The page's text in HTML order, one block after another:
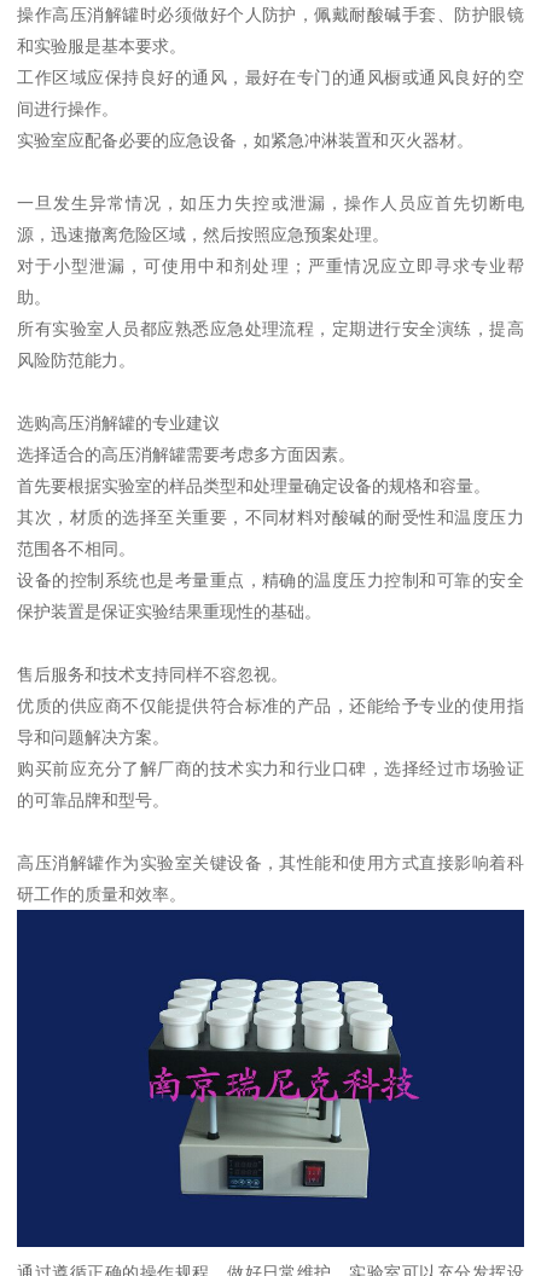
操作高压消解罐时必须做好个人防护，佩戴耐酸碱手套、防护眼镜
和实验服是基本要求。
工作区域应保持良好的通风，最好在专门的通风橱或通风良好的空
间进行操作。
实验室应配备必要的应急设备，如紧急冲淋装置和灭火器材。
一旦发生异常情况，如压力失控或泄漏，操作人员应首先切断电
源，迅速撤离危险区域，然后按照应急预案处理。
对于小型泄漏，可使用中和剂处理；严重情况应立即寻求专业帮
助。
所有实验室人员都应熟悉应急处理流程，定期进行安全演练，提高
风险防范能力。
选购高压消解罐的专业建议
选择适合的高压消解罐需要考虑多方面因素。
首先要根据实验室的样品类型和处理量确定设备的规格和容量。
其次，材质的选择至关重要，不同材料对酸碱的耐受性和温度压力
范围各不相同。
设备的控制系统也是考量重点，精确的温度压力控制和可靠的安全
保护装置是保证实验结果重现性的基础。
售后服务和技术支持同样不容忽视。
优质的供应商不仅能提供符合标准的产品，还能给予专业的使用指
导和问题解决方案。
购买前应充分了解厂商的技术实力和行业口碑，选择经过市场验证
的可靠品牌和型号。
高压消解罐作为实验室关键设备，其性能和使用方式直接影响着科
研工作的质量和效率。